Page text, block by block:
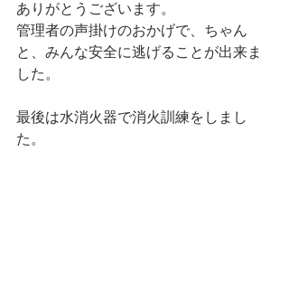
ありがとうございます。
管理者の声掛けのおかげで、ちゃん
と、みんな安全に逃げることが出来ま
した。
最後は水消火器で消火訓練をしまし
た。